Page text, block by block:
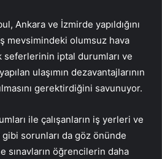
Ankara ve İzmirde yapıldığını
mevsimindeki olumsuz hava
seferlerinin iptal durumları ve
ulaşımın dezavantajlarının
gerektirdiğini savunuyor.
ile çalışanların iş yerleri ve
sorunları da göz önünde
sınavların öğrencilerin daha